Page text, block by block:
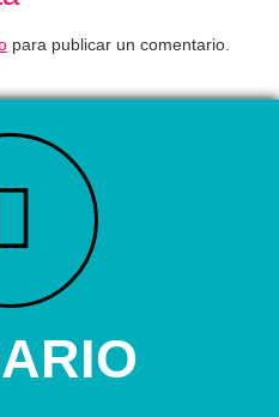
para publicar un comentario.